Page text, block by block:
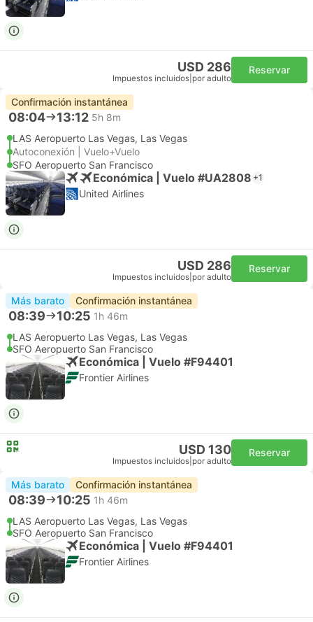
USD 286
Impuestos incluidos por adulto
Reservar
Confirmación instantánea
08:04 13:12 5h 8m
LAS Aeropuerto Las Vegas, Las Vegas
Autoconexión | Vuelo+Vuelo
SFO Aeropuerto San Francisco
Económica | Vuelo #UA2808 +1
United Airlines
USD 286
Impuestos incluidos por adulto
Reservar
Más barato Confirmación instantánea
08:39 10:25 1h 46m
LAS Aeropuerto Las Vegas, Las Vegas
SFO Aeropuerto San Francisco
Económica | Vuelo #F94401
Frontier Airlines
USD 130
Impuestos incluidos por adulto
Reservar
Más barato Confirmación instantánea
08:39 10:25 1h 46m
LAS Aeropuerto Las Vegas, Las Vegas
SFO Aeropuerto San Francisco
Económica | Vuelo #F94401
Frontier Airlines